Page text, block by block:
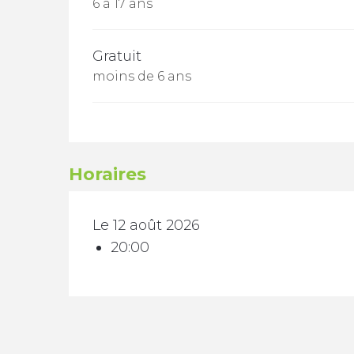
6 à 17 ans
Gratuit
moins de 6 ans
Horaires
Le 12 août 2026
20:00